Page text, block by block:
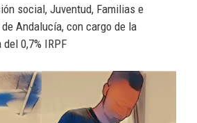
social, Juventud, Familias e
Andalucía, con cargo de la
0,7% IRPF